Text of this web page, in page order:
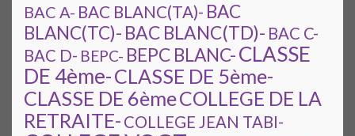
BAC A- BAC BLANC(TA)- BAC
BLANC(TC)- BAC BLANC(TD)- BAC C-
BAC D- BEPC- BEPC BLANC-CLASSE
DE 4ème-CLASSE DE 5ème-
CLASSE DE 6èmeCOLLEGE DE LA
RETRAITE- COLLEGE JEAN TABI-